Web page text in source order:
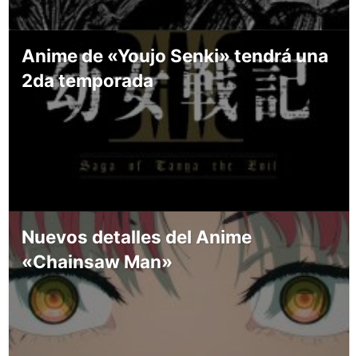
Anime de «Youjo Senki» tendrá una
2da temporada
Nuevos detalles del Anime
«Chainsaw Man»